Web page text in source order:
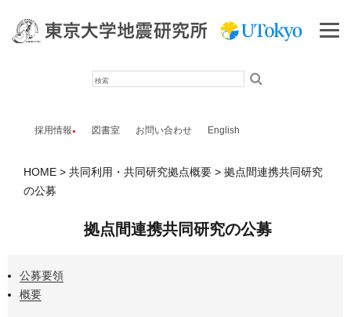
採用情報 図書室 お問い合わせ English
HOME 共同利用・共同研究拠点概要
拠点間連携共同研究
の公募
拠点間連携共同研究の公募
公募要領
概要